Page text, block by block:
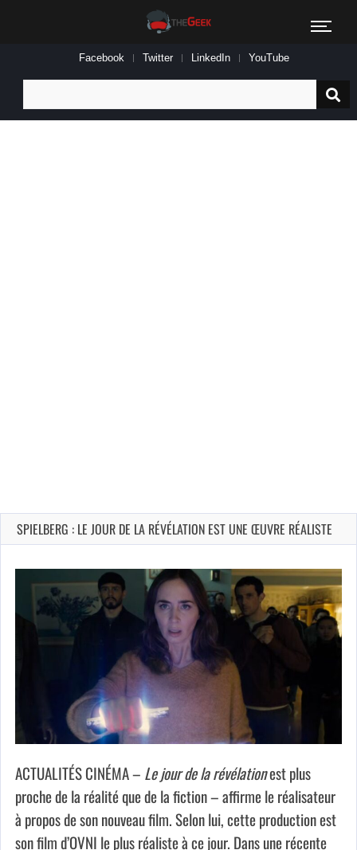
Facebook Twitter LinkedIn YouTube
for:
SPIELBERG : LE JOUR DE LA RÉVÉLATION EST UNE ŒUVRE RÉALISTE
ACTUALITÉS CINÉMA – Le jour de la révélationest plus
proche de la réalité que de la fiction – affirme le réalisateur
à propos de son nouveau film. Selon lui, cette production est
son film d’OVNI le plus réaliste à ce jour. Dans une récente